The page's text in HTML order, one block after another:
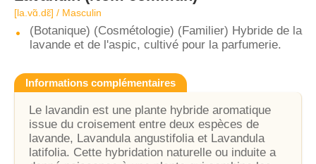
[la.vɑ̃.dɛ̃] / Masculin
(Botanique) (Cosmétologie) (Familier) Hybride de la
lavande et de l'aspic, cultivé pour la parfumerie.
Informations complémentaires
Le lavandin est une plante hybride aromatique
issue du croisement entre deux espèces de
lavande, Lavandula angustifolia et Lavandula
latifolia. Cette hybridation naturelle ou induite a